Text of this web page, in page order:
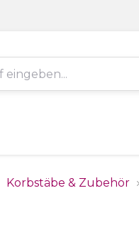
Edelstahl V4A
Korbstäbe & Zubehör